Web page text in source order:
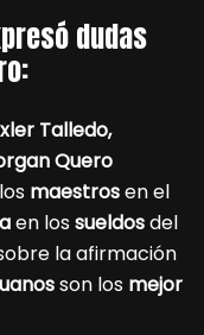
dudas
Talledo,
Quero
maestrosen el
en lossueldosdel
la afirmación
son los mejor